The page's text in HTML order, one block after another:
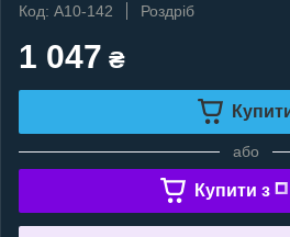
Код: A10-142
Роздріб
1 047 ₴
або
Купити з